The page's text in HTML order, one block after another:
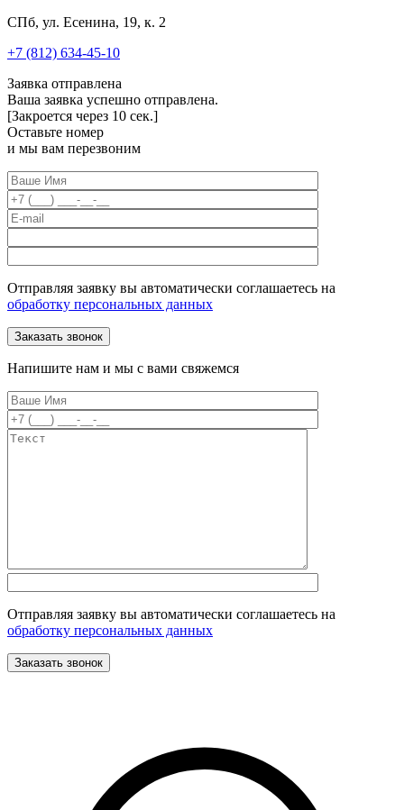
СПб, ул. Есенина, 19, к. 2
+7 (812) 634-45-10
Заявка отправлена
Ваша заявка успешно отправлена.
[Закроется через 10 сек.]
Оставьте номер
и мы вам перезвоним
Отправляя заявку вы автоматически соглашаетесь на
обработку персональных данных
Напишите нам и мы с вами свяжемся
Отправляя заявку вы автоматически соглашаетесь на
обработку персональных данных